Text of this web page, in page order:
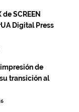
SCREEN
Digital Press
de
transición al